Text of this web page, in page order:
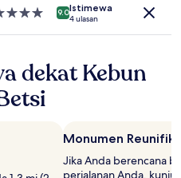
9.0Istimewa
4 ulasan
dekat Kebun
Monumen
Jika Anda berencana
perjalanan Anda,